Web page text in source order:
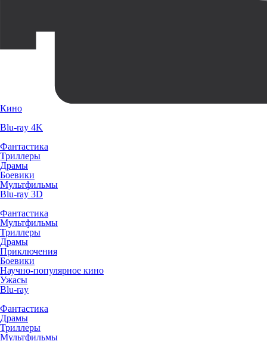
Кино
Blu-ray 4K
Фантастика
Триллеры
Драмы
Боевики
Мультфильмы
Blu-ray 3D
Фантастика
Мультфильмы
Триллеры
Драмы
Приключения
Боевики
Научно-популярное кино
Ужасы
Blu-ray
Фантастика
Драмы
Триллеры
Мультфильмы